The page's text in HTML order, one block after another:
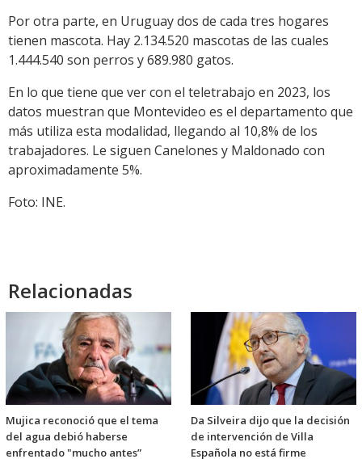
Por otra parte, en Uruguay dos de cada tres hogares
tienen mascota. Hay 2.134.520 mascotas de las cuales
1.444.540 son perros y 689.980 gatos.
En lo que tiene que ver con el teletrabajo en 2023, los
datos muestran que Montevideo es el departamento que
más utiliza esta modalidad, llegando al 10,8% de los
trabajadores. Le siguen Canelones y Maldonado con
aproximadamente 5%.
Foto: INE.
Relacionadas
Mujica reconoció que el tema
del agua debió haberse
enfrentado "mucho antes”
Da Silveira dijo que la decisión
de intervención de Villa
Española no está firme